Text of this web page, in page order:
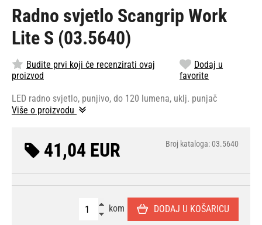
Radno svjetlo Scangrip Work
Lite S (03.5640)
Budite prvi koji će recenzirati ovaj
proizvod
Dodaj u
favorite
LED radno svjetlo, punjivo, do 120 lumena, uklj. punjač
Više o proizvodu
41,04 EUR Broj kataloga: 03.5640
kom DODAJ U KOŠARICU